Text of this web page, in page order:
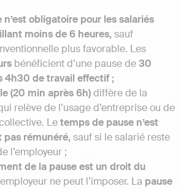
n’est obligatoire pour les salariés
moins de 6 heures,sauf
plus favorable. Les
bénéficient d’une pause de30
4h30 de travail effectif ;
(20 min après 6h)diffère de la
relève de l’usage d’entreprise ou de
Letemps de pause n’est
rémunéré,sauf si le salarié reste
l’employeur ;
de la pause est un droit du
ne peut l’imposer. La pause